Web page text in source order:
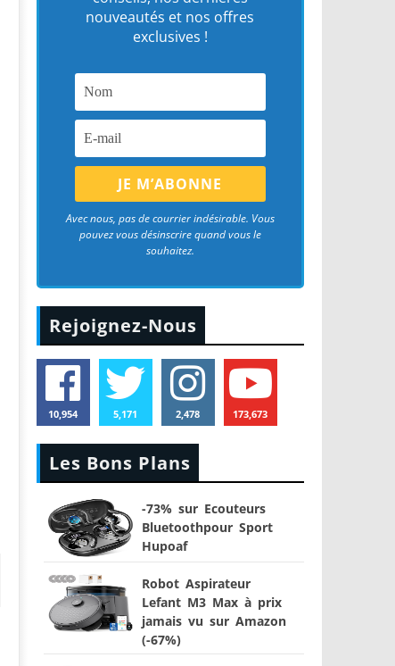
nouveautés et nos offres
exclusives !
Avec nous, pas de courrier indésirable. Vous
pouvez vous désinscrire quand vous le
souhaitez.
Rejoignez-Nous
10,954 5,171 2,478 173,673
Les Bons Plans
-73% sur Ecouteurs
Bluetoothpour Sport
Hupoaf
Robot Aspirateur
Lefant M3 Max à prix
jamais vu sur Amazon
(-67%)